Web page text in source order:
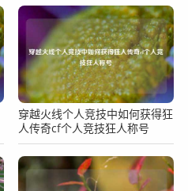
穿越火线个人竞技中如何获得狂
人传奇cf个人竞技狂人称号